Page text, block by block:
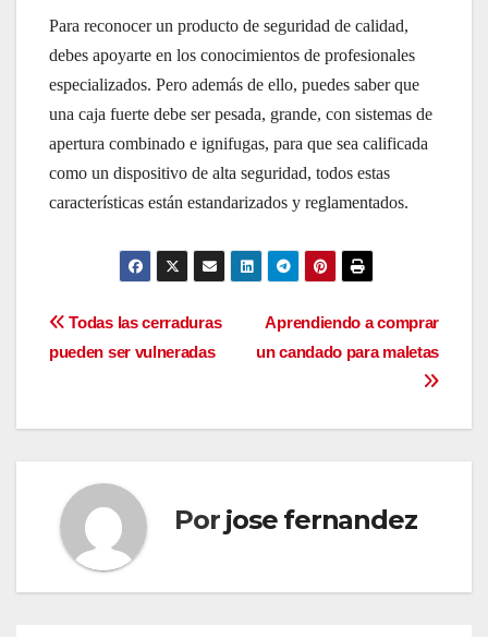
Para reconocer un producto de seguridad de calidad,
debes apoyarte en los conocimientos de profesionales
especializados. Pero además de ello, puedes saber que
una caja fuerte debe ser pesada, grande, con sistemas de
apertura combinado e ignifugas, para que sea calificada
como un dispositivo de alta seguridad, todos estas
características están estandarizados y reglamentados.
Navegación
de
entradas
Aprendiendo a comprar
un candado para maletas
Todas las cerraduras
pueden ser vulneradas
Por jose fernandez